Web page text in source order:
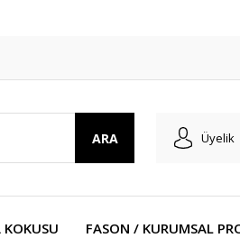
ARA Üyelik
FASON / KURUMSAL